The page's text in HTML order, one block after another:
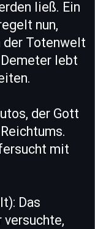
ließ. Ein
nun,
der Totenwelt
lebt
der Gott
mit
Das